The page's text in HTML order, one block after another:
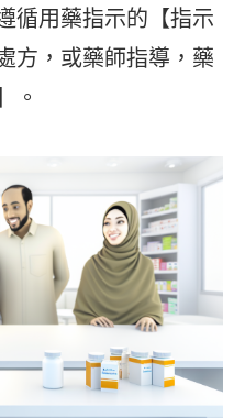
循用藥指示的【指示
方，或藥師指導，藥
。